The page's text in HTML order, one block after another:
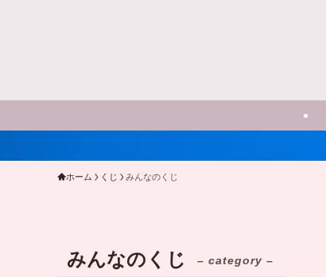
ホーム くじ みんなのくじ
みんなのくじ – category –